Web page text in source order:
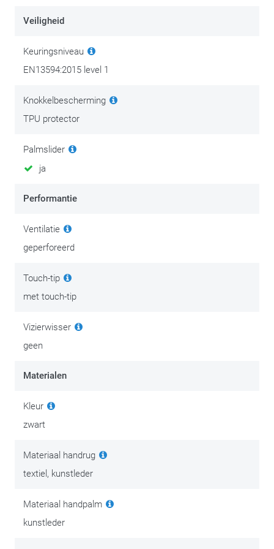
Je sluit de korte manchet van de Alpinestars SP-R Pro
velcrostrip.
Veiligheid
Keuringsniveau
EN13594:2015 level 1
Knokkelbescherming
TPU protector
Palmslider
ja
Performantie
Ventilatie
geperforeerd
Touch-tip
met touch-tip
Vizierwisser
geen
Materialen
Kleur
zwart
Materiaal handrug
textiel, kunstleder
Materiaal handpalm
kunstleder